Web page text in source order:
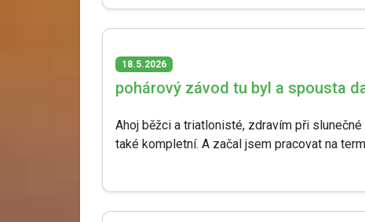
18.5.2026
pohárový závod tu byl a spousta
Ahoj běžci a triatlonisté, zdravím při
také kompletní. A začal jsem pracovat na